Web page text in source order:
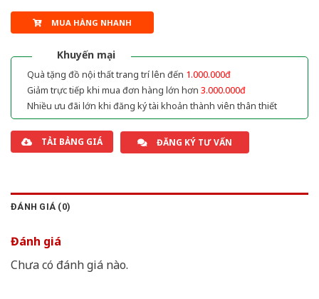
MUA HÀNG NHANH
Khuyến mại
Quà tặng đồ nội thất trang trí lên đến 1.000.000đ
Giảm trực tiếp khi mua đơn hàng lớn hơn 3.000.000đ
Nhiều ưu đãi lớn khi đăng ký tài khoản thành viên thân thiết
TẢI BẢNG GIÁ ĐĂNG KÝ TƯ VẤN
ĐÁNH GIÁ (0)
Đánh giá
Chưa có đánh giá nào.